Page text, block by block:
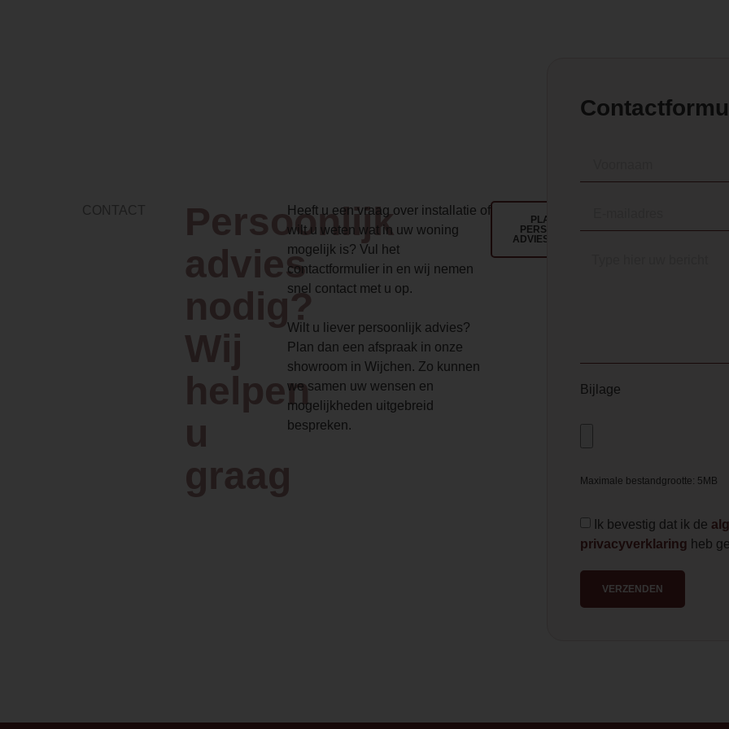
CONTACT
Persoonlijk
advies
nodig?
Wij
helpen
u
graag
Heeft u een vraag over installatie of
wilt u weten wat in uw woning
mogelijk is? Vul het
contactformulier in en wij nemen
snel contact met u op.
Wilt u liever persoonlijk advies?
Plan dan een afspraak in onze
showroom in Wijchen. Zo kunnen
we samen uw wensen en
mogelijkheden uitgebreid
bespreken.
PLAN EEN
PERSOONLIJK
ADVIESGESPREK
Bijlage
Maximale bestandgrootte: 5MB
Ik bevestig dat ik de
privacyverklaring heb
VERZENDEN